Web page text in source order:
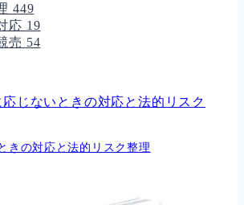
449
応 19
売 54
きの対応と法的リスク整理